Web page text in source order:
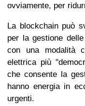
ovviamente, per
La blockchain può
per la gestione
con una modalità
elettrica più
che consente la
hanno energia in
urgenti.